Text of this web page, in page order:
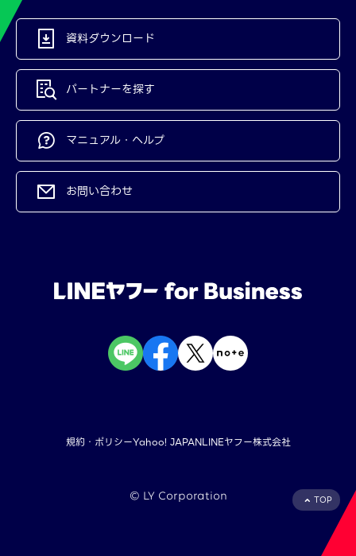
資料ダウンロード
パートナーを探す
マニュアル・ヘルプ
お問い合わせ
TOP
規約・ポリシーYahoo! JAPANLINEヤフー株式会社
©︎ LY Corporation